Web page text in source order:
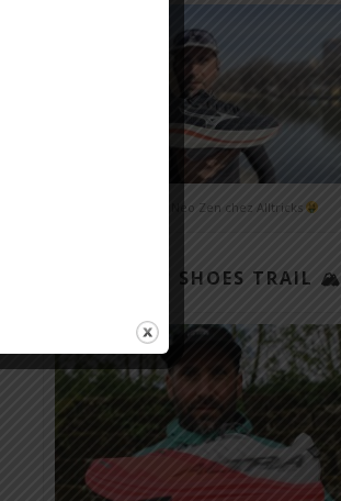
Mizuno Neo Zen chez Alltricks
TOP 3 SHOES TRAIL 🏔